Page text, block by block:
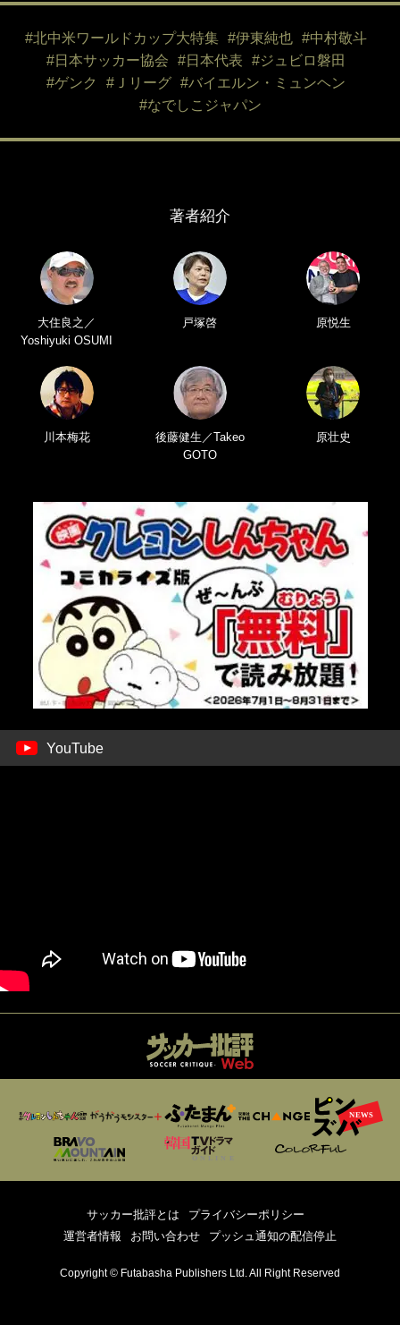
#北中米ワールドカップ大特集 #伊東純也
#中村敬斗
#日本サッカー協会
#日本代表
#ジュビロ磐田
#ゲンク
#Ｊリーグ
#バイエルン・ミュンヘン
#なでしこジャパン
著者紹介
大住良之／
Yoshiyuki OSUMI
戸塚啓 原悦生
川本梅花
後藤健生／Takeo
GOTO
原壮史
YouTube
サッカー批評とは
プライバシーポリシー
運営者情報
お問い合わせ プッシュ通知の配信停止
Copyright © Futabasha Publishers Ltd. All Right Reserved